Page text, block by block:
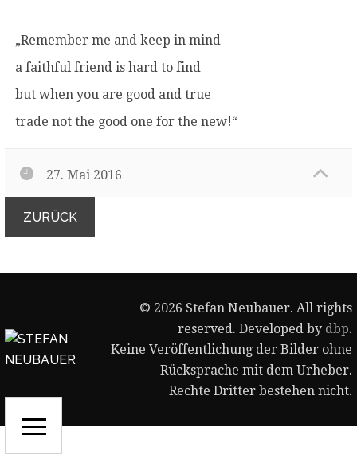
„Remember me and keep in mind
a faithful friend is hard to find
but when you are good and true
trade not the good one for the new!“
27. Mai 2016
ZURÜCK
© 2026 Stefan Neubauer. All rights
reserved. Developed by dbp.
Keine Veröffentlichung der Bilder ohne
Rücksprache mit dem Urheber.
Rechte Dritter bestehen nicht.